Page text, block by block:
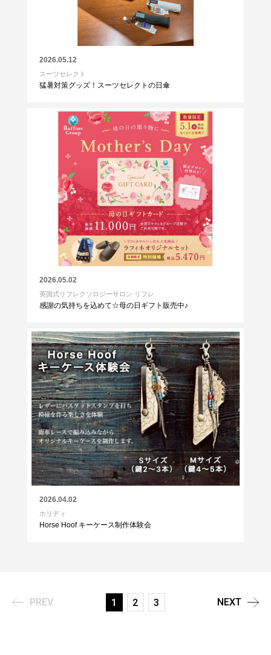
2026.05.12
スーツセレクト
猛暑対策グッズ！スーツセレクトの日傘
2026.05.02
英国式リフレクソロジーサロン リフレ
感謝の気持ちを込めて☆母の日ギフト販売中♪
2026.04.02
ホリディ
Horse Hoof キーケース制作体験会
PREV 1 2 3 NEXT